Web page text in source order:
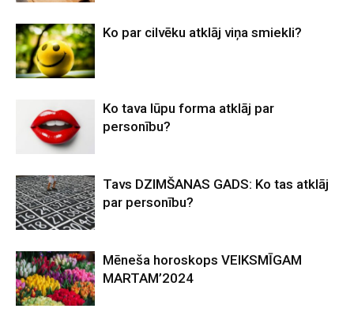
Ko par cilvēku atklāj viņa smiekli?
Ko tava lūpu forma atklāj par
personību?
Tavs DZIMŠANAS GADS: Ko tas atklāj
par personību?
Mēneša horoskops VEIKSMĪGAM
MARTAM’2024